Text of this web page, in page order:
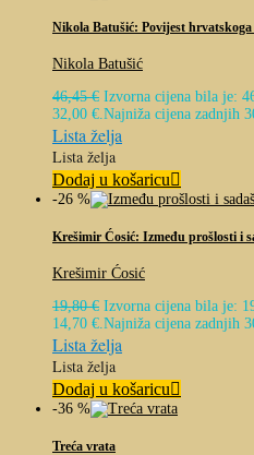
Nikola Batušić: Povijest
Nikola Batušić
46,45€ Izvorna cijena bila je:
32,00 €.Najniža cijena zadnjih
Lista želja
Lista želja
Dodaj u košaricu
-26 %
Krešimir Ćosić: Između prošlosti i
Krešimir Ćosić
19,80€ Izvorna cijena bila je:
14,70 €.Najniža cijena zadnjih
Lista želja
Lista želja
Dodaj u košaricu
-36 %
Treća vrata